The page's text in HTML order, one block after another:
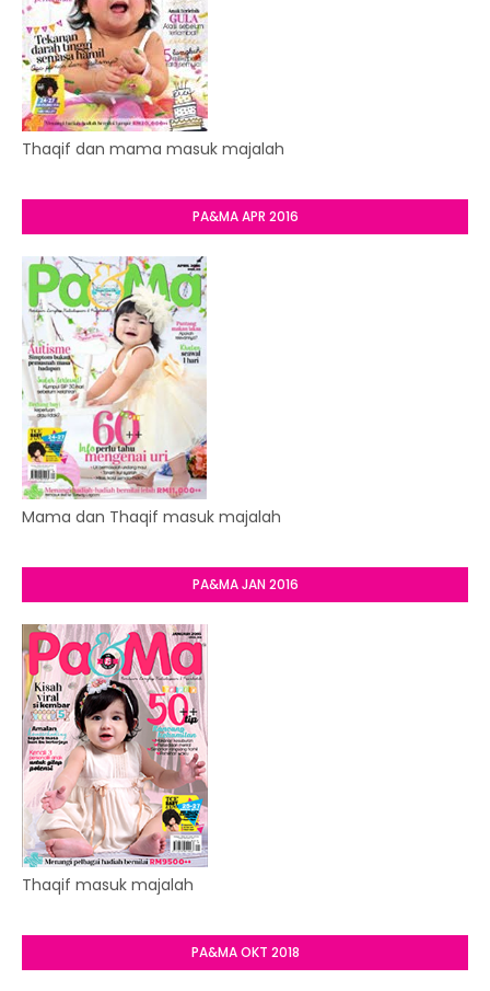
Thaqif dan mama masuk majalah
PA&MA APR 2016
Mama dan Thaqif masuk majalah
PA&MA JAN 2016
Thaqif masuk majalah
PA&MA OKT 2018